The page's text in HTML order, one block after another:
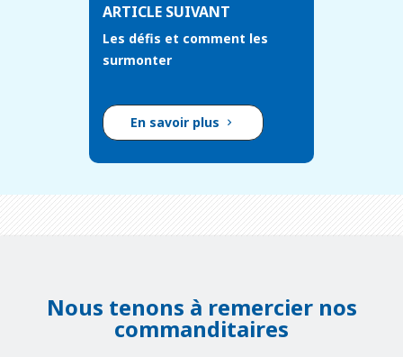
ARTICLE SUIVANT
Les défis et comment les
surmonter
En savoir plus
Nous tenons à remercier nos
commanditaires